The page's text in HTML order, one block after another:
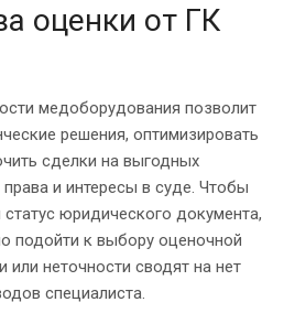
оценки от ГК
медоборудования позволит
решения, оптимизировать
сделки на выгодных
и интересы в суде. Чтобы
юридического документа,
подойти к выбору оценочной
неточности сводят на нет
специалиста.